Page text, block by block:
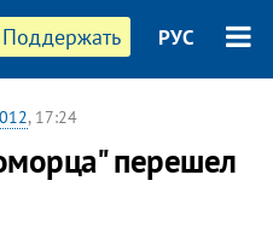
Поддержать РУС
, 17:24
перешел